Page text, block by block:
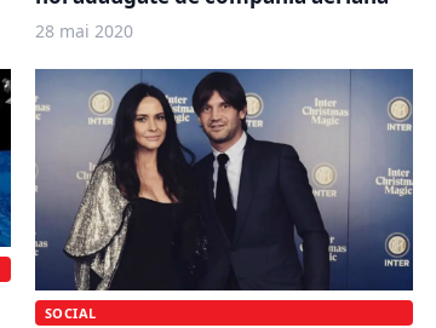
28 mai 2020
SOCIAL